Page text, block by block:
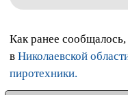
Как ранее
в Николаевской
пиротехники.